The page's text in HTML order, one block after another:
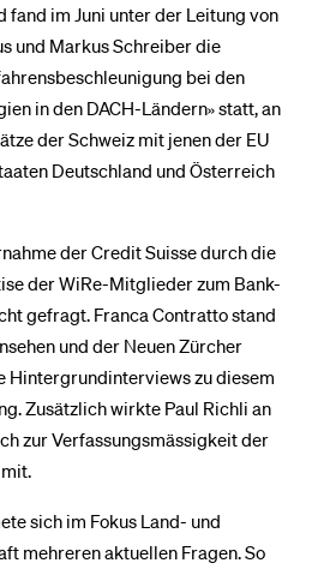
fand im Juni unter der Leitung von
und Markus Schreiber die
bei den
in den DACH-Ländern» statt, an
der Schweiz mit jenen der EU
Deutschland und Österreich
der Credit Suisse durch die
der WiRe-Mitglieder zum Bank-
gefragt. Franca Contratto stand
und der Neuen Zürcher
Hintergrundinterviews zu diesem
Zusätzlich wirkte Paul Richli an
zur Verfassungsmässigkeit der
sich im Fokus Land- und
mehreren aktuellen Fragen. So